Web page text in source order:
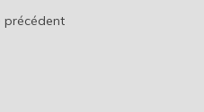
précédent